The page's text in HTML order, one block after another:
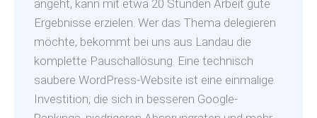
angeht, kann mit etwa 20 Stunden Arbeit gute
Ergebnisse erzielen. Wer das Thema delegieren
möchte, bekommt bei uns aus Landau die
komplette Pauschallösung. Eine technisch
saubere WordPress-Website ist eine einmalige
Investition, die sich in besseren Google-